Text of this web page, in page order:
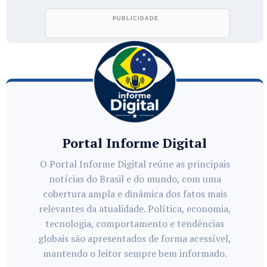
Portal Informe Digital
O Portal Informe Digital reúne as principais
notícias do Brasil e do mundo, com uma
cobertura ampla e dinâmica dos fatos mais
relevantes da atualidade. Política, economia,
tecnologia, comportamento e tendências
globais são apresentados de forma acessível,
mantendo o leitor sempre bem informado.